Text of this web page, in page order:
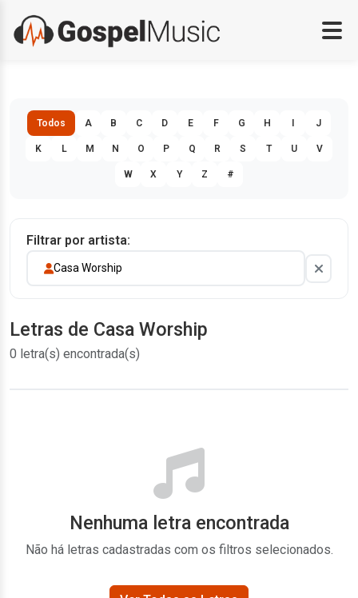
Todos A B C D E F G H J
K L M N O P Q R S T U V
W X Y Z #
Filtrar por artista:
Casa Worship
Letras de Casa Worship
0 letra(s) encontrada(s)
Nenhuma letra encontrada
Não há letras cadastradas com os filtros selecionados.